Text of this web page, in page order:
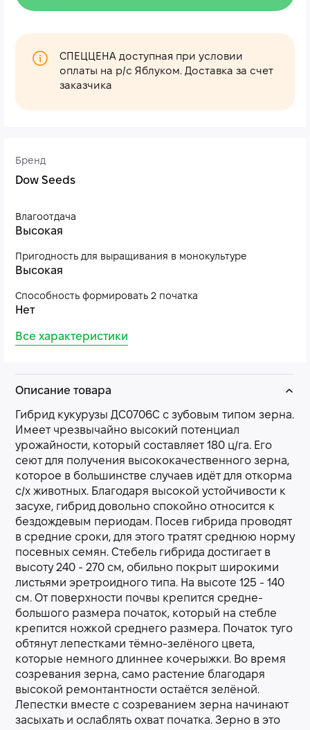
Бренд
Dow Seeds
Влагоотдача
Высокая
Пригодность для выращивания в монокультуре
Высокая
Способность формировать 2 початка
Нет
Все характеристики
СПЕЦЦЕНА доступная при условии
оплаты на р/с Яблуком. Доставка за счет
заказчика
Описание товара
Гибрид кукурузы ДС0706С с зубовым типом зерна.
Имеет чрезвычайно высокий потенциал
урожайности, который составляет 180 ц/га. Его
сеют для получения высококачественного зерна,
которое в большинстве случаев идёт для откорма
с/х животных. Благодаря высокой устойчивости к
засухе, гибрид довольно спокойно относится к
бездождевым периодам. Посев гибрида проводят
в средние сроки, для этого тратят среднюю норму
посевных семян. Стебель гибрида достигает в
высоту 240 - 270 см, обильно покрыт широкими
листьями эретроидного типа. На высоте 125 - 140
см. От поверхности почвы крепится средне-
большого размера початок, который на стебле
крепится ножкой среднего размера. Початок туго
обтянут лепестками тёмно-зелёного цвета,
которые немного длиннее кочерыжки. Во время
созревания зерна, само растение благодаря
высокой ремонтантности остаётся зелёной.
Лепестки вместе с созреванием зерна начинают
засыхать и ослаблять охват початка. Зерно в это